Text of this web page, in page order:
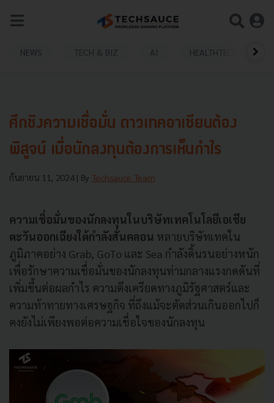
NEWS TECH & BIZ AI HEALTHTECH
ศึกชิงความเชื่อมั่น ดาวเทคอาเซียนต้อง
พิสูจน์ เมื่อนักลงทุนต้องการเห็นกำไร
กันยายน 11, 2024 | By Techsauce Team
ความเชื่อมั่นของนักลงทุนในบริษัทเทคโนโลยีเอเชีย
ตะวันออกเฉียงใต้กำลังสั่นคลอน หลายบริษัทเทคใน
ภูมิภาคอย่าง Grab, GoTo และ Sea กำลังดิ้นรนอย่างหนัก
เพื่อรักษาความเชื่อมั่นของนักลงทุนท่ามกลางแรงกดดันที่
เพิ่มขึ้นต่อผลกำไร ความตึงเครียดทางภูมิรัฐศาสตร์และ
ความท้าทายทางเศรษฐกิจ ที่ถึงแม้จะตัดส่วนเกินออกไปก็
คงยังไม่เพียงพอต่อความเชื่อใจของนักลงทุน